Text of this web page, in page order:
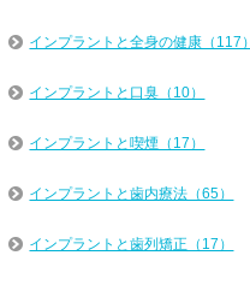
インプラントと全身の健康（117）
インプラントと口臭（10）
インプラントと喫煙（17）
インプラントと歯内療法（65）
インプラントと歯列矯正（17）